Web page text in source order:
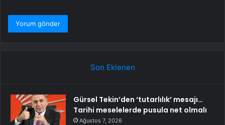
Son Eklenen
Gürsel Tekin’den ‘tutarlılık’ mesajı…
Tarihi meselelerde pusula net olmalı
Ağustos 7, 2026